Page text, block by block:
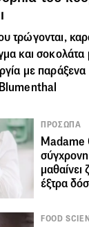
τρώγονται,
και
με
ΠΡΟΣΩΠΑ
Madame
μαθαίνει
έξτρα
FOOD